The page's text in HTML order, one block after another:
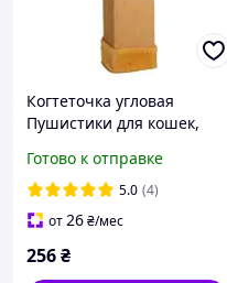
Когтеточка угловая
Пушистики для кошек,
Готово к отправке
5.0 (4)
от26₴/мес
256₴